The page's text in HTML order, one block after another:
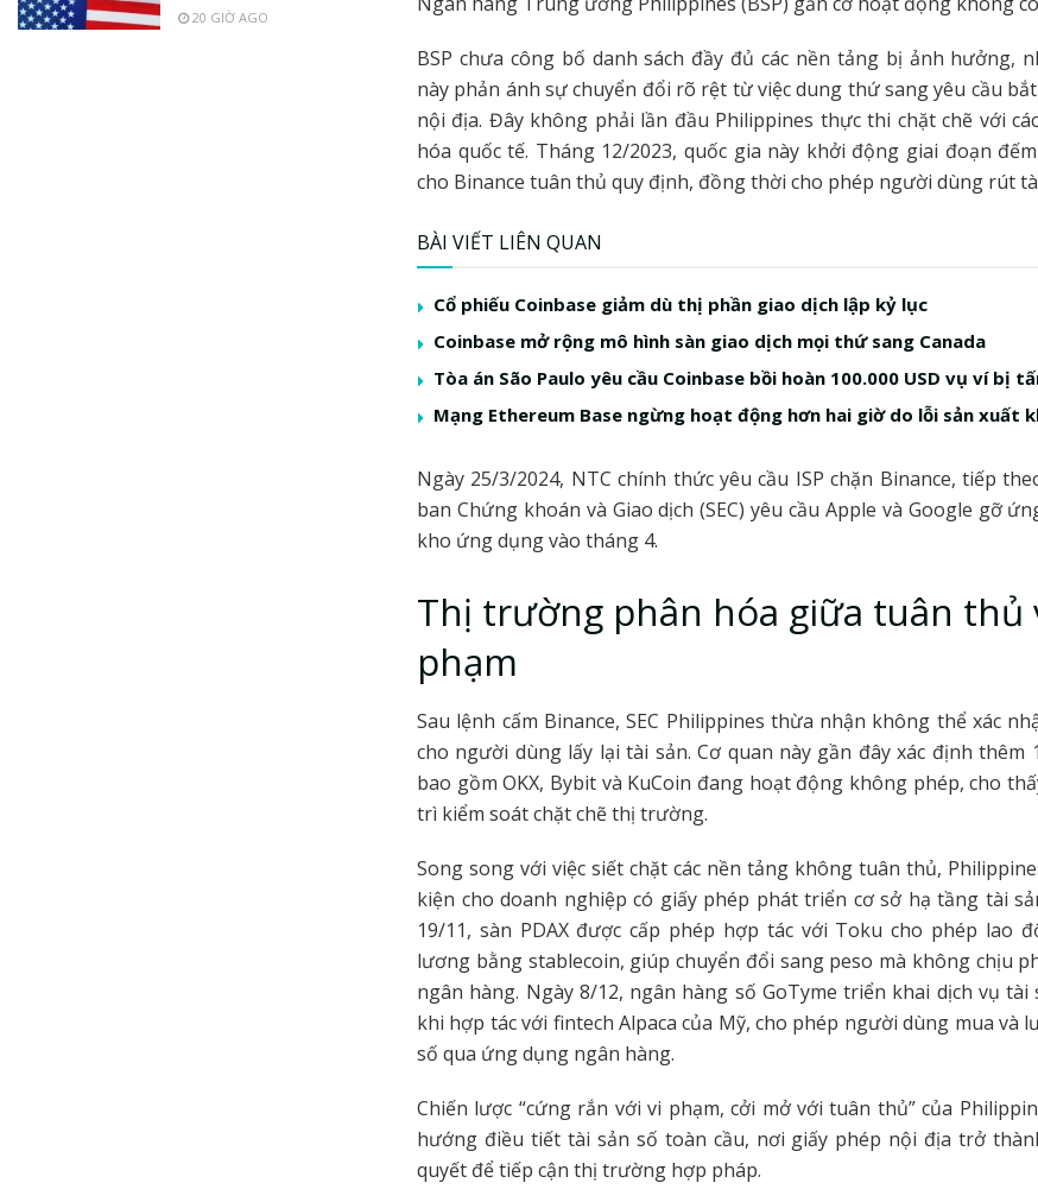
BSP chưa công bố danh sách đầy đủ các nền tảng bị ảnh hưởng,
này phản ánh sự chuyển đổi rõ rệt từ việc dung thứ sang yêu cầu
nội địa. Đây không phải lần đầu Philippines thực thi chặt chẽ với
hóa quốc tế. Tháng 12/2023, quốc gia này khởi động giai đoạn
cho Binance tuân thủ quy định, đồng thời cho phép người dùng rút
BÀI VIẾT LIÊN QUAN
Cổ phiếu Coinbase giảm dù thị phần giao dịch lập kỷ lục
Coinbase mở rộng mô hình sàn giao dịch mọi thứ sang Canada
Tòa án São Paulo yêu cầu Coinbase bồi hoàn 100.000 USD vụ ví bị
Mạng Ethereum Base ngừng hoạt động hơn hai giờ do lỗi sản xuất
Ngày 25/3/2024, NTC chính thức yêu cầu ISP chặn Binance, tiếp
ban Chứng khoán và Giao dịch (SEC) yêu cầu Apple và Google gỡ
kho ứng dụng vào tháng 4.
Thị trường phân hóa giữa tuân thủ
phạm
Sau lệnh cấm Binance, SEC Philippines thừa nhận không thể xác
cho người dùng lấy lại tài sản. Cơ quan này gần đây xác định thêm
bao gồm OKX, Bybit và KuCoin đang hoạt động không phép, cho
trì kiểm soát chặt chẽ thị trường.
Song song với việc siết chặt các nền tảng không tuân thủ,
kiện cho doanh nghiệp có giấy phép phát triển cơ sở hạ tầng tài
19/11, sàn PDAX được cấp phép hợp tác với Toku cho phép lao
lương bằng stablecoin, giúp chuyển đổi sang peso mà không chịu
ngân hàng. Ngày 8/12, ngân hàng số GoTyme triển khai dịch vụ tài
khi hợp tác với fintech Alpaca của Mỹ, cho phép người dùng mua và
số qua ứng dụng ngân hàng.
Chiến lược “cứng rắn với vi phạm, cởi mở với tuân thủ” của
hướng điều tiết tài sản số toàn cầu, nơi giấy phép nội địa trở
quyết để tiếp cận thị trường hợp pháp.
20 GIỜ AGO